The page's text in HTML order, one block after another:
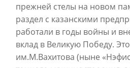
прежней стелы на новом
раздел с казанскими
работали в годы войны и
вклад в Великую Победу.
им.М.Вахитова (ныне